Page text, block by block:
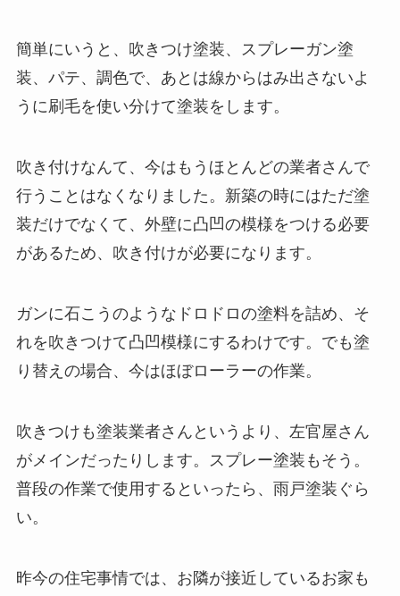
簡単にいうと、吹きつけ塗装、スプレーガン塗
装、パテ、調色で、あとは線からはみ出さないよ
うに刷毛を使い分けて塗装をします。
吹き付けなんて、今はもうほとんどの業者さんで
行うことはなくなりました。新築の時にはただ塗
装だけでなくて、外壁に凸凹の模様をつける必要
があるため、吹き付けが必要になります。
ガンに石こうのようなドロドロの塗料を詰め、そ
れを吹きつけて凸凹模様にするわけです。でも塗
り替えの場合、今はほぼローラーの作業。
吹きつけも塗装業者さんというより、左官屋さん
がメインだったりします。スプレー塗装もそう。
普段の作業で使用するといったら、雨戸塗装ぐら
い。
昨今の住宅事情では、お隣が接近しているお家も